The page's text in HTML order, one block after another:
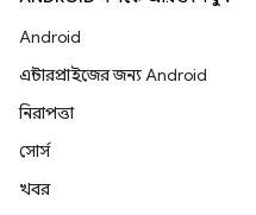
Android
এন্টারপ্রাইজের জন্য Android
নিরাপত্তা
সোর্স
খবর